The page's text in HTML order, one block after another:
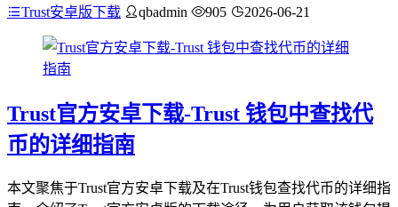
Trust安卓版下载 qbadmin 905 2026-06-21
Trust官方安卓下载-Trust 钱包中查找代
币的详细指南
本文聚焦于Trust官方安卓下载及在Trust钱包查找代币的详细指